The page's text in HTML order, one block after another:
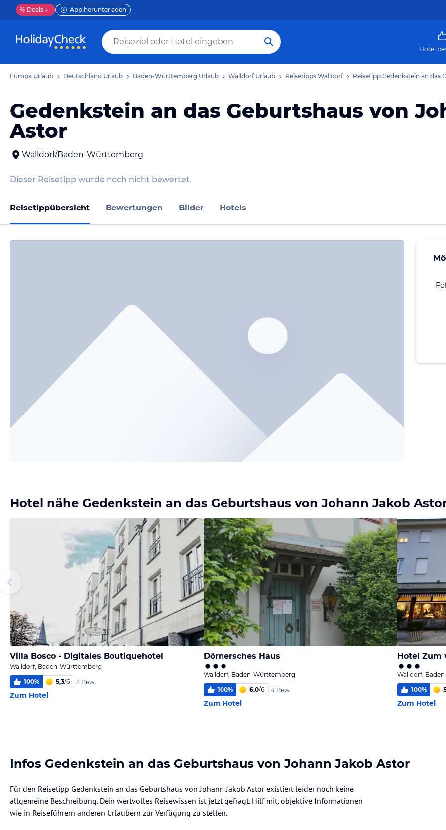
% Deals App herunterladen
Hotel
Europa Urlaub Deutschland Urlaub Baden-Württemberg Urlaub Walldorf Urlaub Reisetipps Walldorf Reisetipp Gedenkstein an das
Gedenkstein an das Geburtshaus von
Astor
Walldorf/Baden-Württemberg
Dieser Reisetipp wurde noch nicht bewertet.
Reisetippübersicht Bewertungen Bilder Hotels
Hotel nähe Gedenkstein an das Geburtshaus von Johann Jakob
Villa Bosco - Digitales Boutiquehotel
Walldorf, Baden-Württemberg
100% 5,3/6 3 Bew.
Zum Hotel
Dörnersches Haus
Walldorf, Baden-Württemberg
100% 6,0/6 4 Bew.
Zum Hotel
Hotel Zum
Walldorf,
100%
Zum Hotel
Infos Gedenkstein an das Geburtshaus von Johann Jakob Astor
Für den Reisetipp Gedenkstein an das Geburtshaus von Johann Jakob Astor existiert leider noch keine
allgemeine Beschreibung. Dein wertvolles Reisewissen ist jetzt gefragt. Hilf mit, objektive Informationen
wie in Reiseführern anderen Urlaubern zur Verfügung zu stellen.